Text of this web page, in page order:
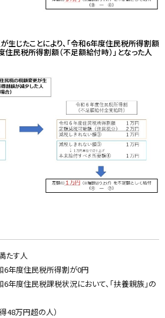
生じたことにより、「令和6年度住民税所得割額
住民税所得割額（不足額給付時）」となった人
たす人
6年度住民税所得割が0円
度住民税課税状況において、「扶養親族」の
48万円超の人）